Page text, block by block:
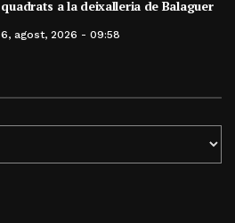
quadrats a la deixalleria de Balaguer
6, agost, 2026 - 09:58